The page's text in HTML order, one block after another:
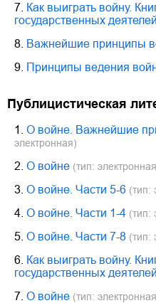
7. Как выиграть войну.
государственных деятелей
8. Важнейшие принципы
9. Принципы ведения
публицистическая
1. О войне. Важнейшие
электронная)
2. О войне (тип:
3. О войне. Части 5-6 (тип:
4. О войне. Части 1-4 (тип:
5. О войне. Части 7-8 (тип:
6. Как выиграть войну.
государственных деятелей
7. О войне (тип: